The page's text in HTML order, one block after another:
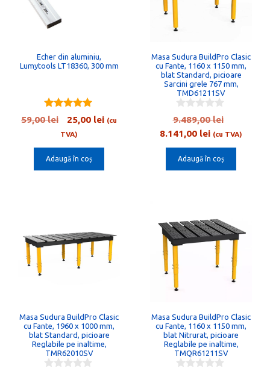
Echer din aluminiu,
Lumytools LT18360, 300 mm
5.00
out of 5
59,00lei
Prețul
inițial
a
fost:
25,00 leiPrețul
este:
(cu
TVA)
Adaugă în coș
Masa Sudura BuildPro Clasic
cu Fante, 1160 x 1150 mm,
blat Standard, picioare
Sarcini grele 767 mm,
TMD61211SV
0
o
u
f
5
9.489,00lei
inițial
a
8.141,00 leiPrețul
curent
este:
(cu TVA)
Adaugă în coș
Masa Sudura BuildPro Clasic
cu Fante, 1960 x 1000 mm,
blat Standard, picioare
Reglabile pe inaltime,
TMR62010SV
Masa Sudura BuildPro Clasic
cu Fante, 1160 x 1150 mm,
blat Nitrurat, picioare
Reglabile pe inaltime,
TMQR61211SV